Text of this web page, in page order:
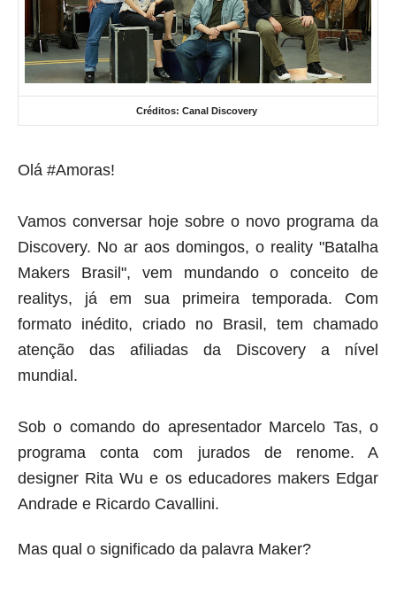
Créditos: Canal Discovery
Olá #Amoras!
Vamos conversar hoje sobre o novo programa da
Discovery. No ar aos domingos, o reality "Batalha
Makers Brasil", vem mundando o conceito de
realitys, já em sua primeira temporada. Com
formato inédito, criado no Brasil, tem chamado
atenção das afiliadas da Discovery a nível
mundial.
Sob o comando do apresentador Marcelo Tas, o
programa conta com jurados de renome. A
designer Rita Wu e os educadores makers Edgar
Andrade e Ricardo Cavallini.
Mas qual o significado da palavra Maker?